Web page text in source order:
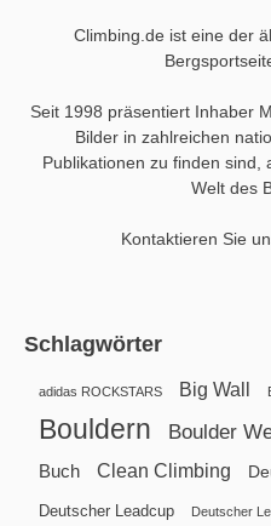
Climbing.de ist eine der
Seit 1998 präsentiert Inhaber
Bilder in zahlreichen
Publikationen zu finden
Welt des
Kontaktieren Sie
Schlagwörter
adidas ROCKSTARS Big Wall
Bouldern Boulder
Buch Clean Climbing
Deutscher Leadcup Deutscher